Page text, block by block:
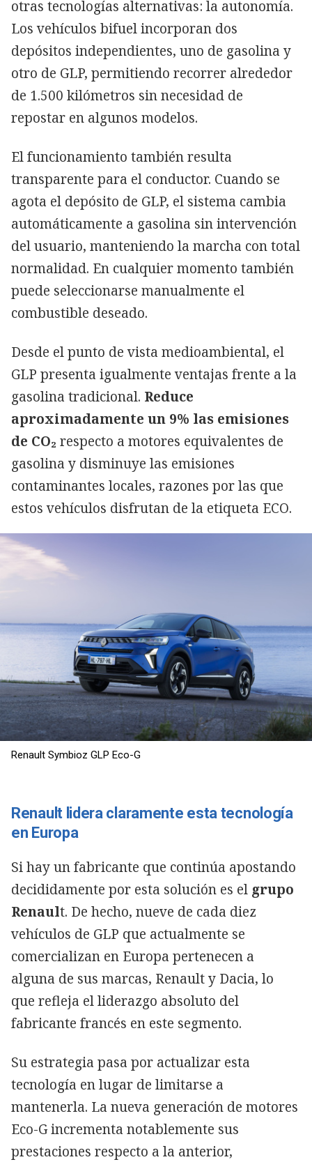
otras tecnologías alternativas: la autonomía.
Los vehículos bifuel incorporan dos
depósitos independientes, uno de gasolina y
otro de GLP, permitiendo recorrer alrededor
de 1.500 kilómetros sin necesidad de
repostar en algunos modelos.
El funcionamiento también resulta
transparente para el conductor. Cuando se
agota el depósito de GLP, el sistema cambia
automáticamente a gasolina sin intervención
del usuario, manteniendo la marcha con total
normalidad. En cualquier momento también
puede seleccionarse manualmente el
combustible deseado.
Desde el punto de vista medioambiental, el
GLP presenta igualmente ventajas frente a la
gasolina tradicional. Reduce
aproximadamente un 9% las emisiones
de CO₂ respecto a motores equivalentes de
gasolina y disminuye las emisiones
contaminantes locales, razones por las que
estos vehículos disfrutan de la etiqueta ECO.
Renault Symbioz GLP Eco-G
Renault lidera claramente esta tecnología
en Europa
Si hay un fabricante que continúa apostando
decididamente por esta solución es el grupo
Renault. De hecho, nueve de cada diez
vehículos de GLP que actualmente se
comercializan en Europa pertenecen a
alguna de sus marcas, Renault y Dacia, lo
que refleja el liderazgo absoluto del
fabricante francés en este segmento.
Su estrategia pasa por actualizar esta
tecnología en lugar de limitarse a
mantenerla. La nueva generación de motores
Eco-G incrementa notablemente sus
prestaciones respecto a la anterior,